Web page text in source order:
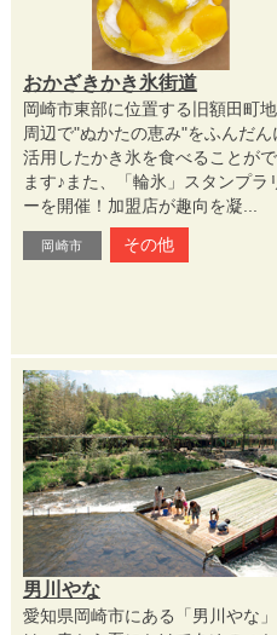
おかざきかき氷街道
岡崎市東部に位置する旧額田町
周辺で"ぬかたの恵み"をふんだん
活用したかき氷を食べることがで
ます♪また、「輪氷」スタンプラ
ーを開催！加盟店が趣向を凝...
岡崎市 その他
男川やな
愛知県岡崎市にある「男川やな」